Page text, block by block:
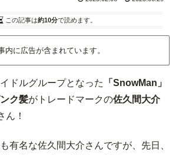
この記事は約10分で読めます。
内に広告が含まれています。
ドルグループとなった
「SnowMan」
ク髪がトレードマークの佐久間大介
ん！
有名な佐久間大介さんですが、先日、